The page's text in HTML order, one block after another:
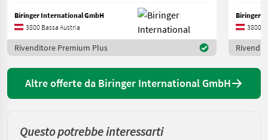
Biringer International GmbH
3800 Bassa Austria
Rivenditore Premium Plus
Biringer
3800
Altre offerte da Biringer International GmbH
Questo potrebbe interessarti